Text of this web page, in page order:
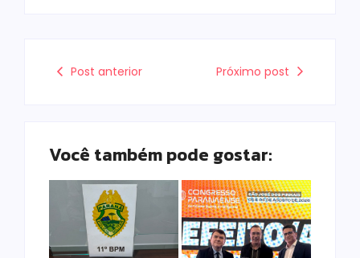
Post anterior Próximo post
Você também pode gostar: